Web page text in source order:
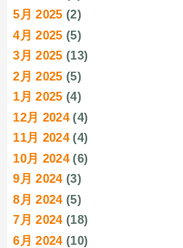
5月 2025 (2)
4月 2025 (5)
3月 2025 (13)
2月 2025 (5)
1月 2025 (4)
12月 2024(4)
11月 2024(4)
10月 2024(6)
9月 2024(3)
8月 2024(5)
7月 2024(18)
6月 2024(10)